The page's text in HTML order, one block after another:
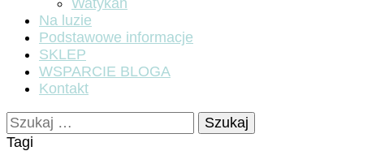
Watykan
Na luzie
Podstawowe informacje
SKLEP
WSPARCIE BLOGA
Kontakt
Szukaj:
Tagi